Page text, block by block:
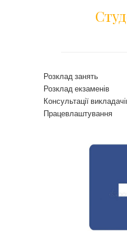
Розклад занять
Розклад екзаменів
Консультації
Працевлаштування